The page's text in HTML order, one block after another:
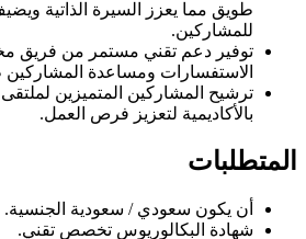
طويق مما يعزز السيرة الذاتية
للمشاركين.
توفير دعم تقني مستمر من فريق
الاستفسارات ومساعدة
ترشيح المشاركين المتميزين
بالأكاديمية لتعزيز فرص العمل.
المتطلبات
⁠أن يكون سعودي / سعودية الجنسية.
شهادة البكالوريوس تخصص تقني.